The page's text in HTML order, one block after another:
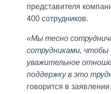
представителя
400 сотрудников.
«Мы тесно
сотрудниками, чтобы
уважительное
поддержку в это
говорится в